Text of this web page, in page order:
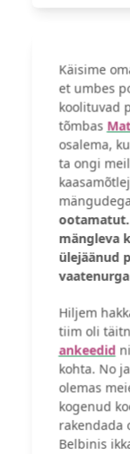
Käisime
et umbes
koolituvad
tõmbas
osalema,
ta ongi
ootamatut.
mängleva
ülejäänud
Hiljem
tiim oli
ankeedid
kohta. No
olemas
kogenud
rakendada
Belbinis